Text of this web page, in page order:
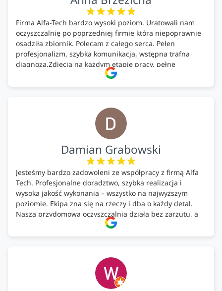
Firma Alfa-Tech bardzo wysoki poziom. Uratowali nam
oczyszczalnię po poprzedniej firmie która niepoprawnie
osadziła zbiornik. Polecam z całego serca. Pełen
profesjonalizm, szybka komunikacja, wstępna trafna
diagnoza.Zdjęcia na każdym etapie pracy, pełne
doradztwo.Dobrze wyszkoleni i znający się na rzeczy.
Podsumowując ekipa na wysokim poziomie, rzetelna.
Damian Grabowski
Jesteśmy bardzo zadowoleni ze współpracy z firmą Alfa
Tech. Profesjonalne doradztwo, szybka realizacja i
wysoka jakość wykonania – wszystko na najwyższym
poziomie. Ekipa zna się na rzeczy i dba o każdy detal.
Nasza przydomowa oczyszczalnia działa bez zarzutu, a
całość została wykonana zgodnie z terminem i
ustaleniami. Z czystym sumieniem polecamy Alfa Tech
ekologicznych rozwiązań!🍀